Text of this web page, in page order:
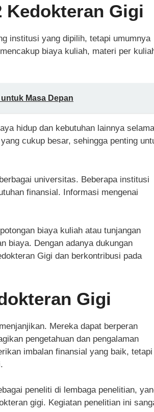
Kedokteran Gigi
institusi yang dipilih, tetapi umumnya
biaya kuliah, materi per
Masa Depan
hidup dan kebutuhan lainnya selama
cukup besar, sehingga penting
universitas. Beberapa institusi
finansial. Informasi mengenai
biaya kuliah atau tunjangan
biaya. Dengan adanya dukungan
Gigi dan berkontribusi pada
Gigi
Mereka dapat berperan
pengetahuan dan pengalaman
imbalan finansial yang baik, tetapi
peneliti di lembaga penelitian,
gigi. Kegiatan penelitian ini